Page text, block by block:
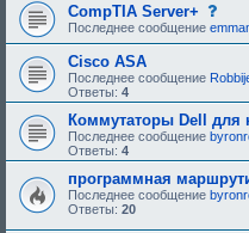
я
т
м
н
е
б
ы
л
а
о
д
CompTIA Server+
а
н
я
м
а
е
б
ы
Последнее сообщение
Cisco ASA
Последнее сообщение
Ответы: 4
Коммутаторы Dell для
Последнее сообщение
Ответы: 4
программная
Последнее сообщение
Ответы: 20